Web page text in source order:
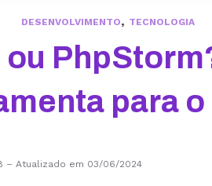
DESENVOLVIMENTO, TECNOLOGIA
para
– Atualizado em 03/06/2024